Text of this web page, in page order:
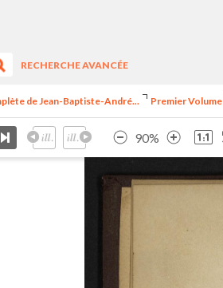
RECHERCHE AVANCÉE
de Jean-Baptiste-André... Premier Volume
90%